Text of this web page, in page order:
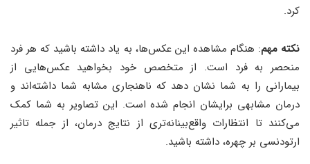
کرد.
نکته مهم: هنگام مشاهده این عکس‌ها، به یاد داشته باشید که هر فرد
منحصر به فرد است. از متخصص خود بخواهید عکس‌هایی از
بیمارانی را به شما نشان دهد که ناهنجاری مشابه شما داشته‌اند و
درمان مشابهی برایشان انجام شده است. این تصاویر به شما کمک
می‌کنند تا انتظارات واقع‌بینانه‌تری از نتایج درمان، از جمله تاثیر
ارتودنسی بر چهره، داشته باشید.